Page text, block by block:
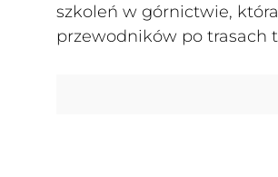
szkoleń w górnictwie,
przewodników po trasach